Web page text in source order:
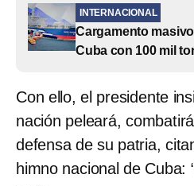
INTERNACIONAL
Cargamento
Cuba con 100 mil
Con ello, el presidente
nación peleará,
defensa de su patria,
himno nacional de Cuba: